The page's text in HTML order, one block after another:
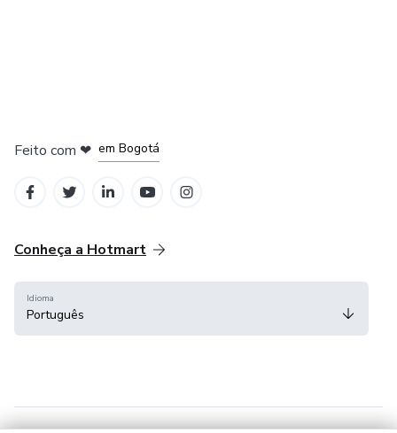
Feito com ❤ em Bogotá
Conheça a Hotmart
Idioma
Português